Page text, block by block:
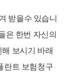
받을수 있습니
은 한번 자신의
보시기 바래
란트 보험청구